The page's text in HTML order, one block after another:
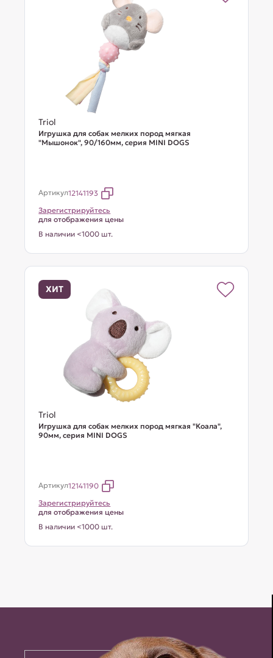
Triol
Игрушка для собак мелких пород мягкая
"Мышонок", 90/160мм, серия MINI DOGS
Артикул12141193
Зарегистрируйтесь
для отображения цены
В наличии <1000 шт.
ХИТ
Triol
Игрушка для собак мелких пород мягкая "Коала",
90мм, серия MINI DOGS
Артикул12141190
Зарегистрируйтесь
для отображения цены
В наличии <1000 шт.